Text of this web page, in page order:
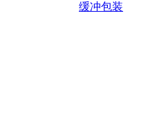
缓冲包装